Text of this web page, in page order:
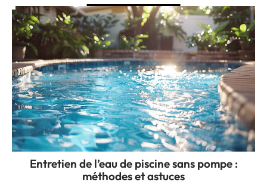
Entretien de l’eau de piscine sans pompe :
méthodes et astuces